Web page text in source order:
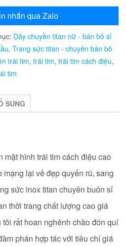
310,000 ₫
nhắn qua Zalo
Dây chuyền titan nữ - bán bỏ sỉ
, Trang sức titan - chuyên bán bỏ
trái tim, trái tim, trái tim cách điệu,
tim
SUNG
mặt hình trái tim cách điệu cao
mạng lại vẻ đẹp quyến rũ, sang
sức inox titan chuyên buôn sỉ
thời trang chất lượng cao giá
rất hoan nghênh chào đón quí
phán hợp tác với tiêu chí giá